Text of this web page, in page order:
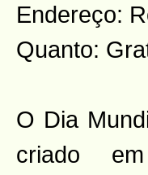
Endereço:
Quanto:
O Dia
criado